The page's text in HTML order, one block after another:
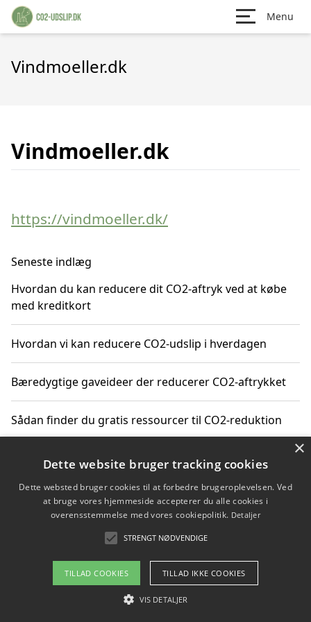
Menu
Vindmoeller.dk
Vindmoeller.dk
https://vindmoeller.dk/
Seneste indlæg
Hvordan du kan reducere dit CO2-aftryk ved at købe
med kreditkort
Hvordan vi kan reducere CO2-udslip i hverdagen
Bæredygtige gaveideer der reducerer CO2-aftrykket
Sådan finder du gratis ressourcer til CO2-reduktion
Hvordan gadgets til hjemmet kan reducere CO2-udslip
Copyright 2026 - Pilanto Aps
Om / kontakt
Blog Betingelser
×
Dette website bruger tracking cookies
Dette websted bruger cookies til at forbedre brugeroplevelsen. Ved
at bruge vores hjemmeside accepterer du alle cookies i
overensstemmelse med vores cookiepolitik. Detaljer
STRENGT NØDVENDIGE
TILLAD COOKIES TILLAD IKKE COOKIES
VIS DETALJER